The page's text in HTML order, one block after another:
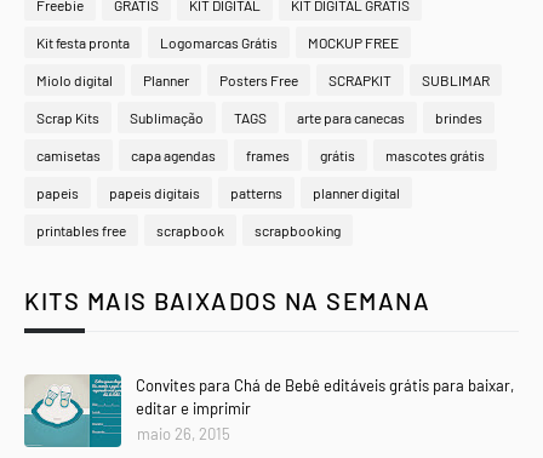
Freebie GRATIS KIT DIGITAL KIT DIGITAL GRATIS
Kit festa pronta Logomarcas Grátis MOCKUP FREE
Miolo digital Planner Posters Free SCRAPKIT SUBLIMAR
Scrap Kits Sublimação TAGS arte para canecas brindes
camisetas capa agendas frames grátis mascotes grátis
papeis papeis digitais patterns planner digital
printables free scrapbook scrapbooking
KITS MAIS BAIXADOS NA SEMANA
Convites para Chá de Bebê editáveis grátis para baixar,
editar e imprimir
maio 26, 2015